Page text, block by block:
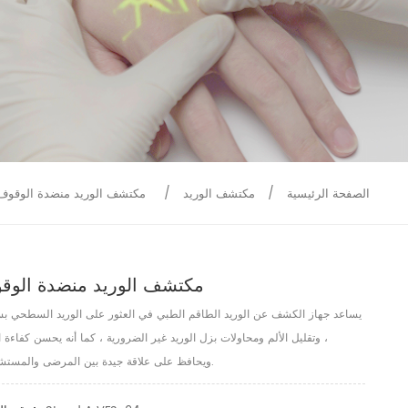
الصفحة الرئيسية / مكتشف الوريد / مكتشف الوريد منضدة
مكتشف الوريد منضدة
يساعد جهاز الكشف عن الوريد الطاقم الطبي في العثور على الوريد السطحي
، وتقليل الألم ومحاولات بزل الوريد غير الضرورية ، كما أنه يحسن كفاءة
ويحافظ على علاقة جيدة بين المرضى والمستشفيات.
9586